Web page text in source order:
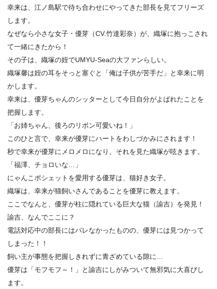
幸来は、江ノ島駅で待ち合わせにやってきた部長を見てフリーズ
します。
なぜなら小さな女子・優芽（CV.竹達彩奈）が、織塚に抱っこされ
て一緒にきたから！
その子は、織塚の姪でUMYU-Seaの大ファンらしい。
織塚馨は姪の耳をそっと塞ぐと「俺は子供が苦手だ」と幸来に明
かします。
幸来は、優芽ちゃんのシッターとして今日自分がよばれたことを
把握します。
「お姉ちゃん、後ろのリボン可愛いね！」
このひと言で、幸来が優芽にハートをわしづかみにされます！
秒で幸来が優芽にメロメロになり、それを見た織塚が呟きます。
「福澤、チョロいな…」
にゃんこポシェットを愛用する優芽は、猫好き女子。
織塚は、幸来が猫飼いさんであることを優芽に教えます。
ここでなんと、優芽が柱に隠れている巨大な猫（諭吉）を発見！
諭吉、なんでここに？
電話対応中の部長にはバレなかったものの、優芽には見つかって
しまった！！
飼い主が事態を把握しきれずに青ざめている隙に…
優芽は「モフモフ～！」と諭吉にしがみついて無邪気に大喜びし
ます。